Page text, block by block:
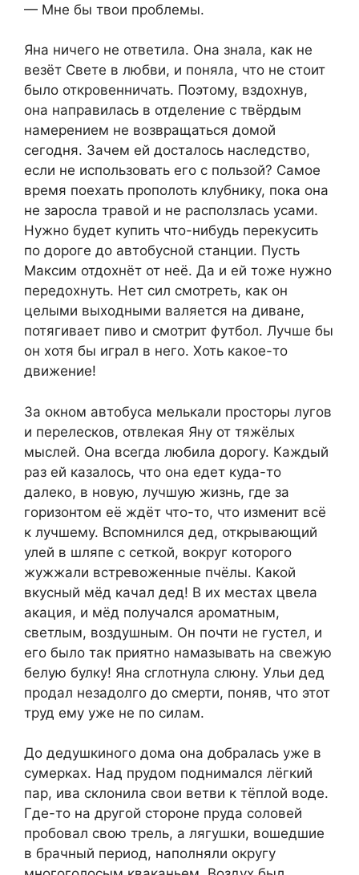
— Мне бы твои проблемы.
Яна ничего не ответила. Она знала, как не
везёт Свете в любви, и поняла, что не стоит
было откровенничать. Поэтому, вздохнув,
она направилась в отделение с твёрдым
намерением не возвращаться домой
сегодня. Зачем ей досталось наследство,
если не использовать его с пользой? Самое
время поехать прополоть клубнику, пока она
не заросла травой и не расползлась усами.
Нужно будет купить что-нибудь перекусить
по дороге до автобусной станции. Пусть
Максим отдохнёт от неё. Да и ей тоже нужно
передохнуть. Нет сил смотреть, как он
целыми выходными валяется на диване,
потягивает пиво и смотрит футбол. Лучше бы
он хотя бы играл в него. Хоть какое-то
движение!
За окном автобуса мелькали просторы лугов
и перелесков, отвлекая Яну от тяжёлых
мыслей. Она всегда любила дорогу. Каждый
раз ей казалось, что она едет куда-то
далеко, в новую, лучшую жизнь, где за
горизонтом её ждёт что-то, что изменит всё
к лучшему. Вспомнился дед, открывающий
улей в шляпе с сеткой, вокруг которого
жужжали встревоженные пчёлы. Какой
вкусный мёд качал дед! В их местах цвела
акация, и мёд получался ароматным,
светлым, воздушным. Он почти не густел, и
его было так приятно намазывать на свежую
белую булку! Яна сглотнула слюну. Ульи дед
продал незадолго до смерти, поняв, что этот
труд ему уже не по силам.
До дедушкиного дома она добралась уже в
сумерках. Над прудом поднимался лёгкий
пар, ива склонила свои ветви к тёплой воде.
Где-то на другой стороне пруда соловей
пробовал свою трель, а лягушки, вошедшие
в брачный период, наполняли округу